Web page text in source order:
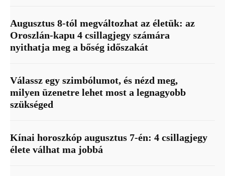
Augusztus 8-tól megváltozhat az életük: az
Oroszlán-kapu 4 csillagjegy számára
nyithatja meg a bőség időszakát
Válassz egy szimbólumot, és nézd meg,
milyen üzenetre lehet most a legnagyobb
szükséged
Kínai horoszkóp augusztus 7-én: 4 csillagjegy
élete válhat ma jobbá